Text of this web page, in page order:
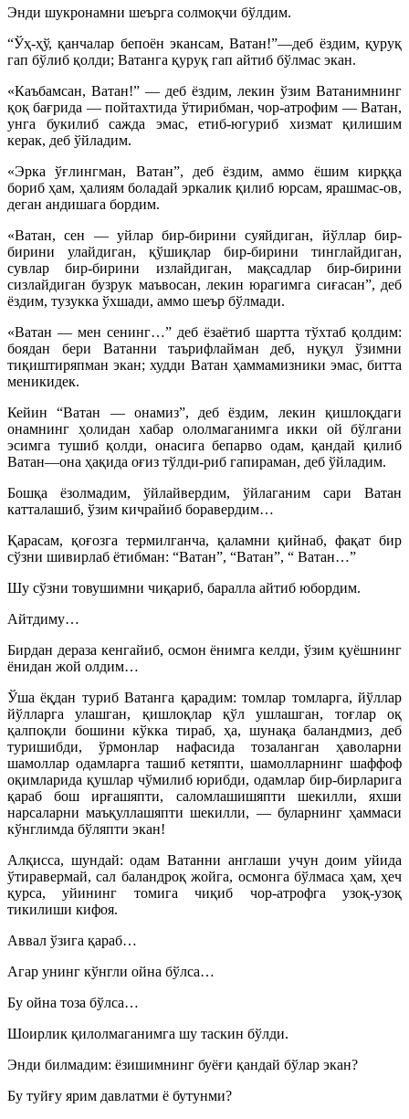
Энди шукронамни шеърга солмоқчи бўлдим.
“Ўҳ-ҳў, қанчалар бепоён экансам, Ватан!”—деб ёздим, қуруқ
гап бўлиб қолди; Ватанга қуруқ гап айтиб бўлмас экан.
«Каъбамсан, Ватан!” — деб ёздим, лекин ўзим Ватанимнинг
қоқ бағрида — пойтахтида ўтирибман, чор-атрофим — Ватан,
унга букилиб сажда эмас, етиб-югуриб хизмат қилишим
керак, деб ўйладим.
«Эрка ўғлингман, Ватан”, деб ёздим, аммо ёшим кирққа
бориб ҳам, ҳалиям боладай эркалик қилиб юрсам, ярашмас-ов,
деган андишага бордим.
«Ватан, сен — уйлар бир-бирини суяйдиган, йўллар бир-
бирини улайдиган, қўшиқлар бир-бирини тинглайдиган,
сувлар бир-бирини излайдиган, мақсадлар бир-бирини
сизлайдиган бузрук маъвосан, лекин юрагимга сиғасан”, деб
ёздим, тузукка ўхшади, аммо шеър бўлмади.
«Ватан — мен сенинг…” деб ёзаётиб шартта тўхтаб қолдим:
боядан бери Ватанни таърифлайман деб, нуқул ўзимни
тиқиштиряпман экан; худди Ватан ҳаммамизники эмас, битта
меникидек.
Кейин “Ватан — онамиз”, деб ёздим, лекин қишлоқдаги
онамнинг ҳолидан хабар ололмаганимга икки ой бўлгани
эсимга тушиб қолди, онасига бепарво одам, қандай қилиб
Ватан—она ҳақида оғиз тўлди-риб гапираман, деб ўйладим.
Бошқа ёзолмадим, ўйлайвердим, ўйлаганим сари Ватан
катталашиб, ўзим кичрайиб боравердим…
Қарасам, қоғозга термилганча, қаламни қийнаб, фақат бир
сўзни шивирлаб ётибман: “Ватан”, “Ватан”, “ Ватан…”
Шу сўзни товушимни чиқариб, баралла айтиб юбордим.
Айтдиму…
Бирдан дераза кенгайиб, осмон ёнимга келди, ўзим қуёшнинг
ёнидан жой олдим…
Ўша ёқдан туриб Ватанга қарадим: томлар томларга, йўллар
йўлларга улашган, қишлоқлар қўл ушлашган, тоғлар оқ
қалпоқли бошини кўкка тираб, ҳа, шунақа баландмиз, деб
туришибди, ўрмонлар нафасида тозаланган ҳаволарни
шамоллар одамларга ташиб кетяпти, шамолларнинг шаффоф
оқимларида қушлар чўмилиб юрибди, одамлар бир-бирларига
қараб бош ирғашяпти, саломлашишяпти шекилли, яхши
нарсаларни маъқуллашяпти шекилли, — буларнинг ҳаммаси
кўнглимда бўляпти экан!
Алқисса, шундай: одам Ватанни англаши учун доим уйида
ўтиравермай, сал баландроқ жойга, осмонга бўлмаса ҳам, ҳеч
қурса, уйининг томига чиқиб чор-атрофга узоқ-узоқ
тикилиши кифоя.
Аввал ўзига қараб…
Агар унинг кўнгли ойна бўлса…
Бу ойна тоза бўлса…
Шоирлик қилолмаганимга шу таскин бўлди.
Энди билмадим: ёзишимнинг буёғи қандай бўлар экан?
Бу туйғу ярим давлатми ё бутунми?